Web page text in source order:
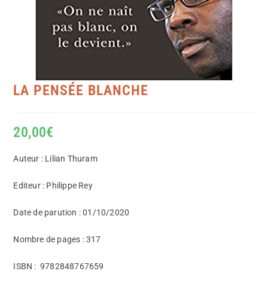
LA PENSÉE BLANCHE
20,00€
Auteur : Lilian Thuram
Editeur : Philippe Rey
Date de parution : 01/10/2020
Nombre de pages : 317
ISBN : 9782848767659